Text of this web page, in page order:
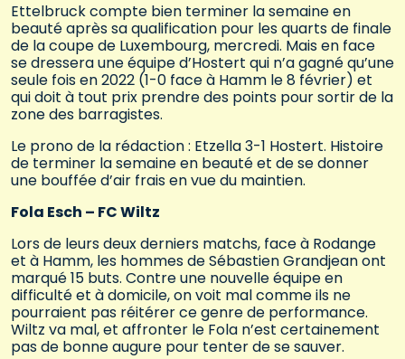
Ettelbruck compte bien terminer la semaine en
beauté après sa qualification pour les quarts de finale
de la coupe de Luxembourg, mercredi. Mais en face
se dressera une équipe d’Hostert qui n’a gagné qu’une
seule fois en 2022 (1-0 face à Hamm le 8 février) et
qui doit à tout prix prendre des points pour sortir de la
zone des barragistes.
Le prono de la rédaction : Etzella 3-1 Hostert. Histoire
de terminer la semaine en beauté et de se donner
une bouffée d’air frais en vue du maintien.
Fola Esch – FC Wiltz
Lors de leurs deux derniers matchs, face à Rodange
et à Hamm, les hommes de Sébastien Grandjean ont
marqué 15 buts. Contre une nouvelle équipe en
difficulté et à domicile, on voit mal comme ils ne
pourraient pas réitérer ce genre de performance.
Wiltz va mal, et affronter le Fola n’est certainement
pas de bonne augure pour tenter de se sauver.